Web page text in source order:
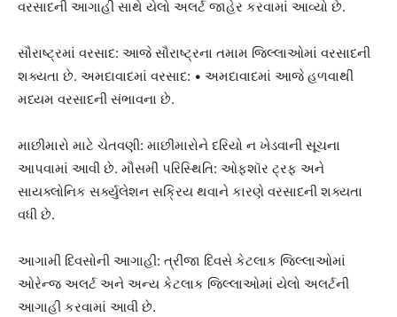
વરસાદની આગાહી સાથે યેલો અલર્ટ જાહેર કરવામાં આવ્યો છે.
સૌરાષ્ટ્રમાં વરસાદ: આજે સૌરાષ્ટ્રના તમામ જિલ્લાઓમાં વરસાદની
શક્યતા છે. અમદાવાદમાં વરસાદ: • અમદાવાદમાં આજે હળવાથી
મધ્યમ વરસાદની સંભાવના છે.
માછીમારો માટે ચેતવણી: માછીમારોને દરિયો ન ખેડવાની સૂચના
આપવામાં આવી છે. મૌસમી પરિસ્થિતિ: ઓફશૉર ટ્રફ અને
સાયક્લોનિક સર્ક્યુલેશન સક્રિય થવાને કારણે વરસાદની શક્યતા
વધી છે.
આગામી દિવસોની આગાહી: ત્રીજા દિવસે કેટલાક જિલ્લાઓમાં
ઓરેન્જ અલર્ટ અને અન્ય કેટલાક જિલ્લાઓમાં યેલો અલર્ટની
આગાહી કરવામાં આવી છે.